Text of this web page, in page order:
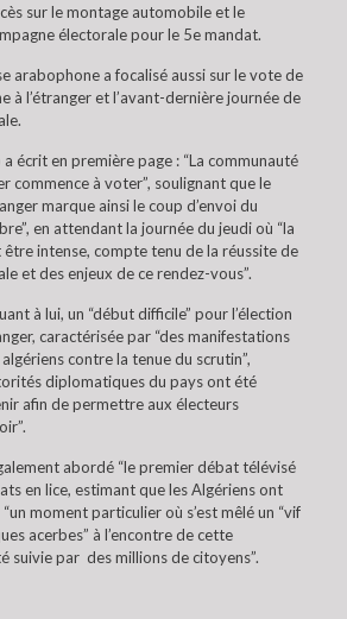
sur le montage automobile et le
électorale pour le 5e mandat.
arabophone a focalisé aussi sur le vote de
à l’étranger et l’avant-dernière journée de
a écrit en première page : “La communauté
commence à voter”, soulignant que le
marque ainsi le coup d’envoi du
en attendant la journée du jeudi où “la
intense, compte tenu de la réussite de
et des enjeux de ce rendez-vous”.
à lui, un “début difficile” pour l’élection
caractérisée par “des manifestations
contre la tenue du scrutin”,
diplomatiques du pays ont été
afin de permettre aux électeurs
abordé “le premier débat télévisé
en lice, estimant que les Algériens ont
moment particulier où s’est mêlé un “vif
acerbes” à l’encontre de cette
suivie par des millions de citoyens”.